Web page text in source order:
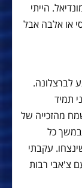
הייתי
או אלבה אבל
לברצלונה.
תמיד
מהזכייה של
כל
עקבתי
צ'אבי רבות